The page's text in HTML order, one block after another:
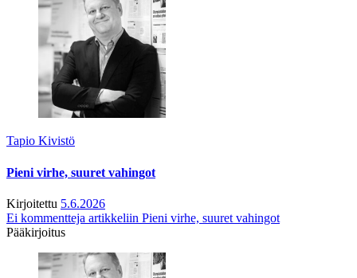
Tapio Kivistö
Pieni virhe, suuret vahingot
Kirjoitettu 5.6.2026
Ei kommentteja artikkeliin Pieni virhe, suuret vahingot
Pääkirjoitus